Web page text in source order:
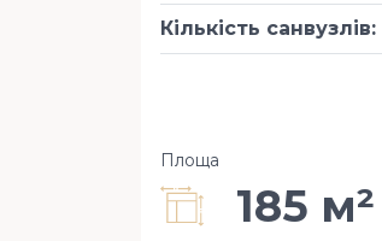
Кількість санвузлів:
Площа
185 м²